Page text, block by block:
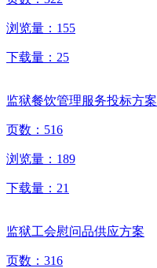
浏览量： 155
下载量： 25
监狱餐饮管理服务投标方案
页数： 516
浏览量： 189
下载量： 21
监狱工会慰问品供应方案
页数： 316